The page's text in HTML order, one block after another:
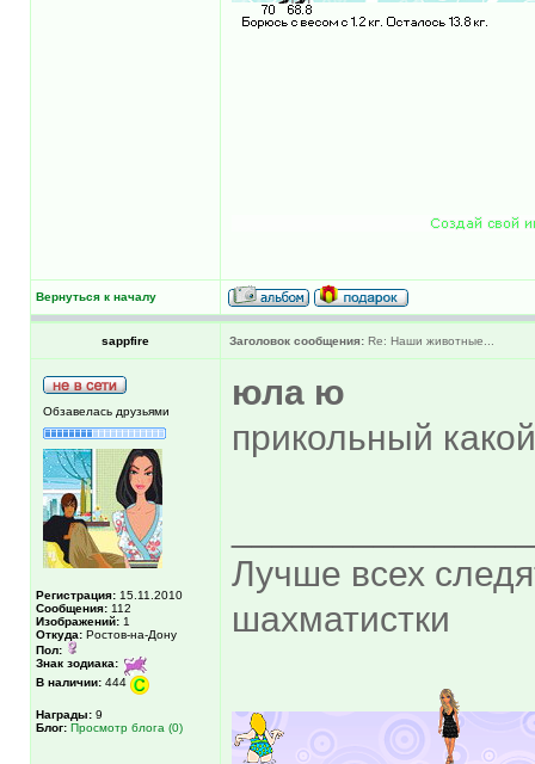
Вернуться к началу
sappfire Заголовок сообщения: Re: Наши животные...
Обзавелась друзьями
Регистрация: 15.11.2010
Сообщения: 112
Изображений: 1
Откуда: Ростов-на-Дону
Пол:
Знак зодиака:
В наличии: 444
Награды: 9
Блог: Просмотр блога (0)
юла ю
прикольный
Лучше всех
шахматистки